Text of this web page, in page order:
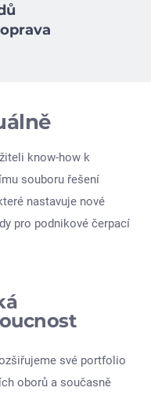
know-how k
souboru řešení
nastavuje nové
pro podnikové čerpací
své portfolio
oborů a současně